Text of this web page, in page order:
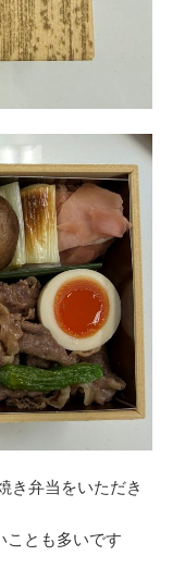
き弁当をいただき
ことも多いです